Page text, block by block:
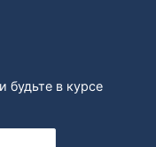
будьте в курсе